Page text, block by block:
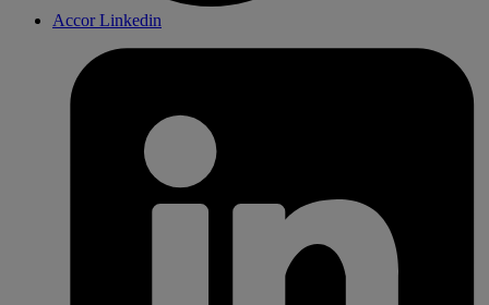
Accor Linkedin